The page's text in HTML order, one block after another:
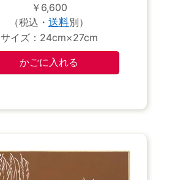
￥6,600
（税込・ 送料別）
サイズ：24cm×27cm